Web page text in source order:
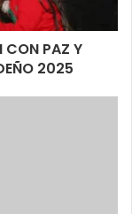
CON PAZ Y
2025